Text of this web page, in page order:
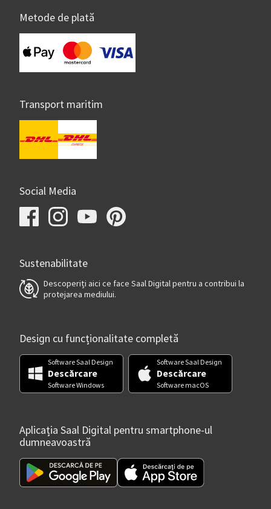
Metode de plată
Transport maritim
Social Media
Sustenabilitate
Descoperiți aici ce face Saal Digital pentru a contribui la
protejarea mediului.
Design cu funcționalitate completă
Software Saal Design
Descărcare
Software Windows
Software Saal Design
Descărcare
Software macOS
Aplicația Saal Digital pentru smartphone-ul
dumneavoastră